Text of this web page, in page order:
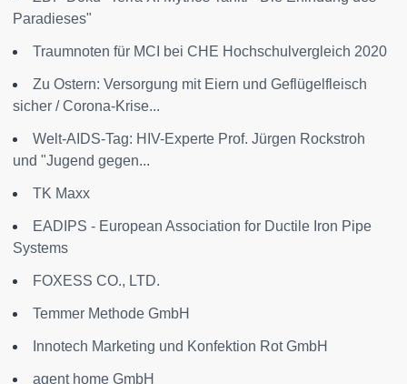
Paradieses"
Traumnoten für MCI bei CHE Hochschulvergleich 2020
Zu Ostern: Versorgung mit Eiern und Geflügelfleisch
sicher / Corona-Krise...
Welt-AIDS-Tag: HIV-Experte Prof. Jürgen Rockstroh
und "Jugend gegen...
TK Maxx
EADIPS - European Association for Ductile Iron Pipe
Systems
FOXESS CO., LTD.
Temmer Methode GmbH
Innotech Marketing und Konfektion Rot GmbH
agent home GmbH